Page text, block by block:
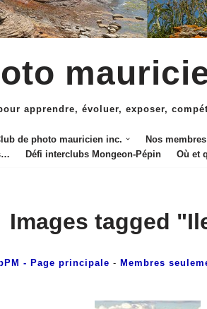
apprendre, évoluer, exposer,
de photo mauricien inc. Nos
Défi interclubs Mongeon-Pépin Où et
Images tagged
- Page principale - Membres